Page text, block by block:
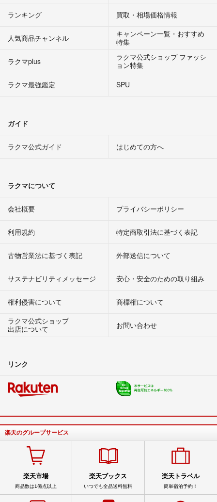
ランキング 買取・相場価格情報
人気商品チャンネル
キャンペーン一覧・おすすめ
特集
ラクマplus
ラクマ公式ショップ ファッシ
ョン特集
ラクマ最強鑑定
SPU
ガイド
ラクマ公式ガイド はじめての方へ
ラクマについて
会社概要 プライバシーポリシー
利用規約 特定商取引法に基づく表記
古物営業法に基づく表記 外部送信について
サステナビリティメッセージ 安心・安全のための取り組み
権利侵害について
商標権について
ラクマ公式ショップ
出店について
お問い合わせ
リンク
楽天のグループサービス
楽天市場
商品数は1億点以上
楽天ブックス
いつでも全品送料無料
楽天トラベル
簡単宿泊予約！